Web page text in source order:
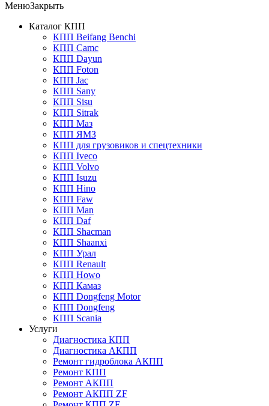
МенюЗакрыть
Каталог КПП
КПП Beifang Benchi
КПП Camc
КПП Dayun
КПП Foton
КПП Jac
КПП Sany
КПП Sisu
КПП Sitrak
КПП Маз
КПП ЯМЗ
КПП для грузовиков и спецтехники
КПП Iveco
КПП Volvo
КПП Isuzu
КПП Hino
КПП Faw
КПП Man
КПП Daf
КПП Shacman
КПП Shaanxi
КПП Урал
КПП Renault
КПП Howo
КПП Камаз
КПП Dongfeng Motor
КПП Dongfeng
КПП Scania
Услуги
Диагностика КПП
Диагностика АКПП
Ремонт гидроблока АКПП
Ремонт КПП
Ремонт АКПП
Ремонт АКПП ZF